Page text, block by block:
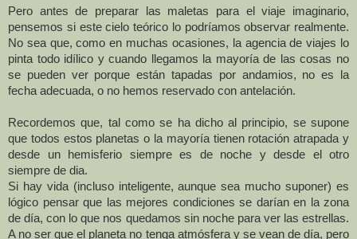
Pero antes de preparar las maletas para el viaje imaginario,
pensemos si este cielo teórico lo podríamos observar realmente.
No sea que, como en muchas ocasiones, la agencia de viajes lo
pinta todo idílico y cuando llegamos la mayoría de las cosas no
se pueden ver porque están tapadas por andamios, no es la
fecha adecuada, o no hemos reservado con antelación.
Recordemos que, tal como se ha dicho al principio, se supone
que todos estos planetas o la mayoría tienen rotación atrapada y
desde un hemisferio siempre es de noche y desde el otro
siempre de dia.
Si hay vida (incluso inteligente, aunque sea mucho suponer) es
lógico pensar que las mejores condiciones se darían en la zona
de día, con lo que nos quedamos sin noche para ver las estrellas.
A no ser que el planeta no tenga atmósfera y se vean de día, pero